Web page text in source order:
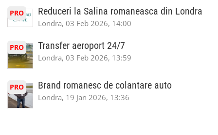
PRO Reduceri la Salina romaneasca din Londra
Londra, 03 Feb 2026, 14:00
PRO Transfer aeroport 24/7
Londra, 03 Feb 2026, 13:59
PRO Brand romanesc de colantare auto
Londra, 19 Jan 2026, 13:36